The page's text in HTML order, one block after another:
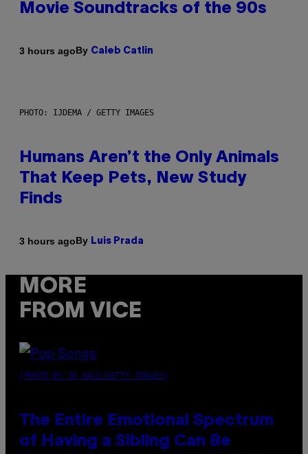
Movie Soundtracks of the 90s
3 hours agoBy Caleb Catlin
PHOTO: IJDEMA / GETTY IMAGES
Humans Aren’t the Only Animals
That Keep Pets, New Study
Finds
3 hours agoBy Luis Prada
MORE
FROM VICE
(PHOTO BY JO HALE/GETTY IMAGES)
The Entire Emotional Spectrum
of Having a Sibling Can Be